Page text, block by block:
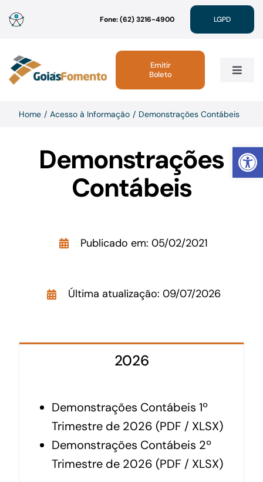
Abrir
para
conteúdo
Fone: (62) 3216-4900 LGPD
Toggle
Institucional
Linhas de Crédito
Atendimento
Emitir
Boleto
Home Acesso à Informação Demonstrações Contábeis
Demonstrações
Contábeis
Publicado em: 05/02/2021
Última atualização: 09/07/2026
2026
Demonstrações Contábeis 1º
Trimestre de 2026 (PDF / XLSX)
Demonstrações Contábeis 2º
Trimestre de 2026 (PDF / XLSX)